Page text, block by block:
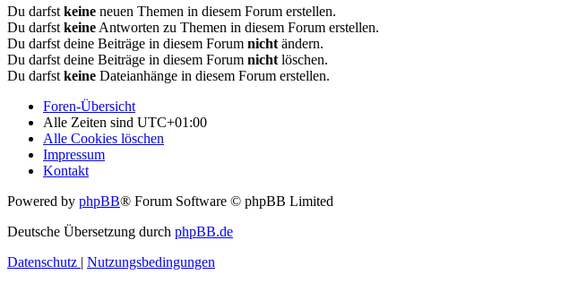
Du darfst keine neuen Themen in diesem Forum erstellen.
Du darfst keine Antworten zu Themen in diesem Forum erstellen.
Du darfst deine Beiträge in diesem Forum nicht ändern.
Du darfst deine Beiträge in diesem Forum nicht löschen.
Du darfst keine Dateianhänge in diesem Forum erstellen.
Foren-Übersicht
Alle Zeiten sind UTC+01:00
Alle Cookies löschen
Impressum
Kontakt
Powered by phpBB® Forum Software © phpBB Limited
Deutsche Übersetzung durch phpBB.de
Datenschutz | Nutzungsbedingungen